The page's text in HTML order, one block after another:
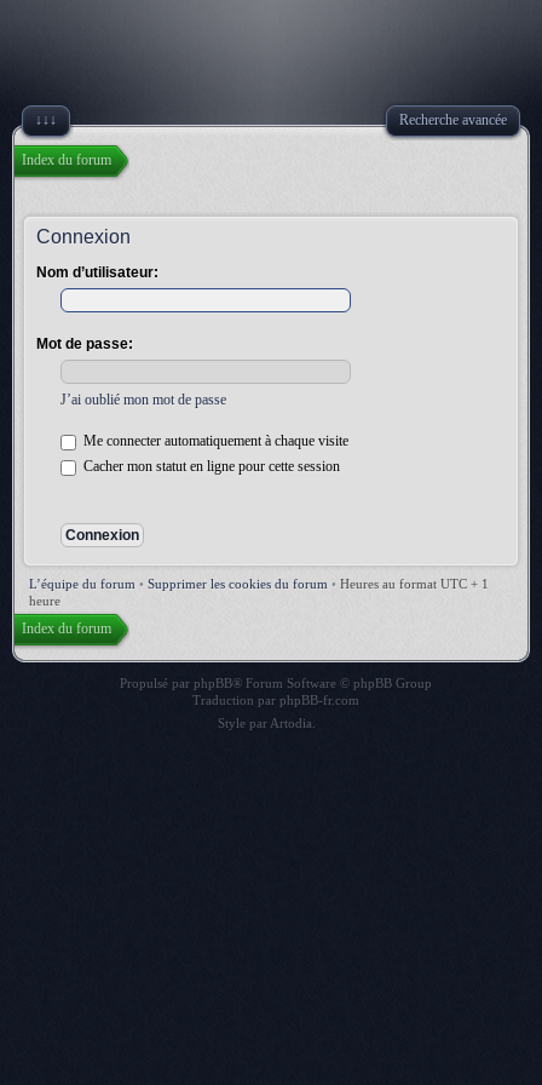
↓↓↓ Recherche avancée
Index du forum
Connexion
Nom d’utilisateur:
Mot de passe:
J’ai oublié mon mot de passe
Me connecter automatiquement à chaque visite
Cacher mon statut en ligne pour cette session
L’équipe du forum • Supprimer les cookies du forum • Heures au format UTC + 1
heure
Index du forum
Propulsé par phpBB® Forum Software © phpBB Group
Traduction par phpBB-fr.com
Style par Artodia